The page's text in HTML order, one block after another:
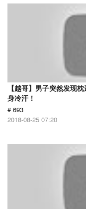
【越哥】男子突然发现
身冷汗！
# 693
2018-08-25 07:20